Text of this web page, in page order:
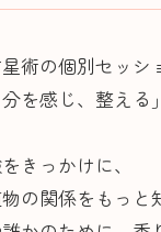
術の個別セッシ
分を感じ、整える
きっかけに、
物の関係をもっと